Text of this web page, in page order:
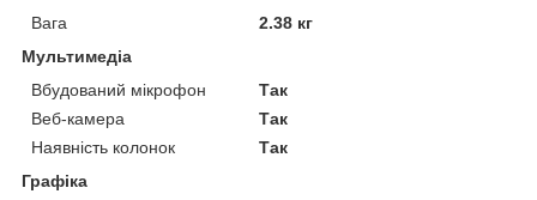
Вага
2.38 кг
Мультимедіа
Вбудований мікрофон
Так
Веб-камера
Так
Наявність колонок
Так
Графіка